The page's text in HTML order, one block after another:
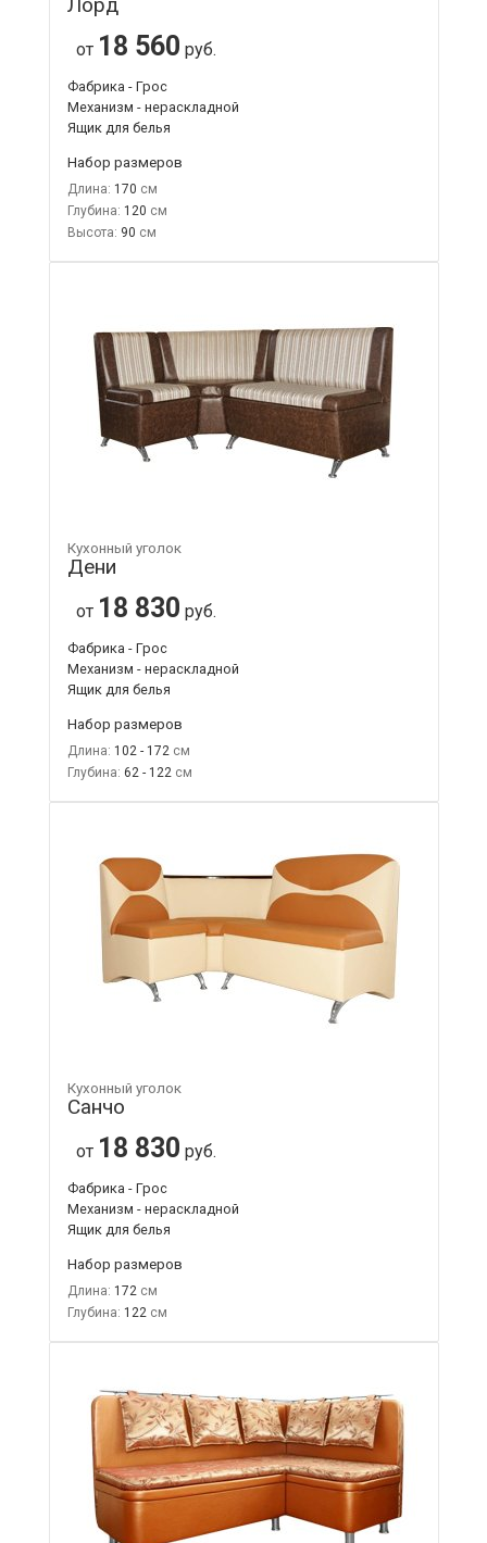
от 18 560 руб.
Фабрика - Грос
Механизм - нераскладной
Ящик для белья
Набор размеров
Длина: 170
Глубина: 120
Высота: 90
Кухонный уголок
Дени
от 18 830 руб.
Фабрика - Грос
Механизм - нераскладной
Ящик для белья
Набор размеров
Длина: 102 - 172
Глубина: 62 - 122
Кухонный уголок
Санчо
от 18 830 руб.
Фабрика - Грос
Механизм - нераскладной
Ящик для белья
Набор размеров
Длина: 172
Глубина: 122